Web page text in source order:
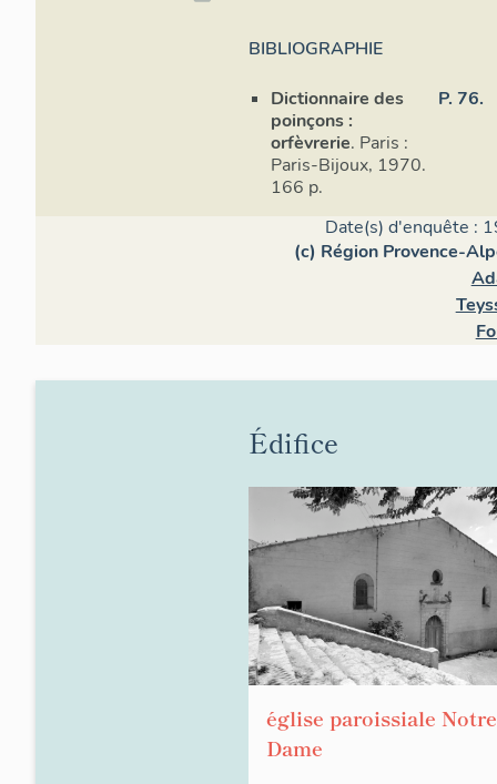
BIBLIOGRAPHIE
Dictionnaire des
poinçons :
orfèvrerie. Paris :
Paris-Bijoux, 1970.
166 p.
P. 76.
Date(s) d'enquête :
(c) Région Provence-
Édifice
église paroissiale
Dame